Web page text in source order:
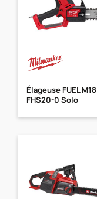
Élageuse FUEL M18
FHS20-0 Solo